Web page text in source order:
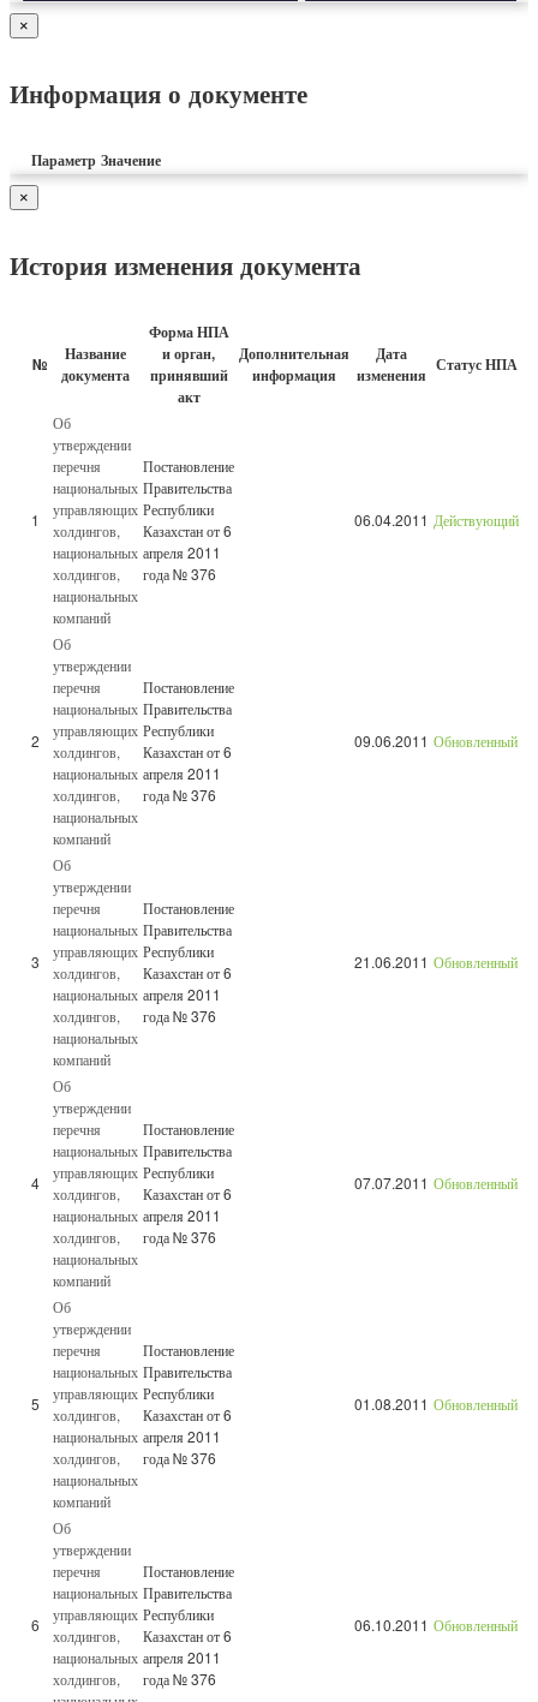
×
Информация о документе
Параметр Значение
×
История изменения документа
№
Название
документа
Форма НПА
и орган,
принявший
акт
Дополнительная
информация
Дата
изменения Статус НПА
1
Об
утверждении
перечня
национальных
управляющих
холдингов,
национальных
холдингов,
национальных
компаний
Постановление
Правительства
Республики
Казахстан от 6
апреля 2011
года № 376
06.04.2011 Действующий
2
Об
утверждении
перечня
национальных
управляющих
холдингов,
национальных
холдингов,
национальных
компаний
Постановление
Правительства
Республики
Казахстан от 6
апреля 2011
года № 376
09.06.2011 Обновленный
3
Об
утверждении
перечня
национальных
управляющих
холдингов,
национальных
холдингов,
национальных
компаний
Постановление
Правительства
Республики
Казахстан от 6
апреля 2011
года № 376
21.06.2011 Обновленный
4
Об
утверждении
перечня
национальных
управляющих
холдингов,
национальных
холдингов,
национальных
компаний
Постановление
Правительства
Республики
Казахстан от 6
апреля 2011
года № 376
07.07.2011 Обновленный
5
Об
утверждении
перечня
национальных
управляющих
холдингов,
национальных
холдингов,
национальных
компаний
Постановление
Правительства
Республики
Казахстан от 6
апреля 2011
года № 376
01.08.2011 Обновленный
6
Об
утверждении
перечня
национальных
управляющих
холдингов,
национальных
холдингов,
Постановление
Правительства
Республики
Казахстан от 6
апреля 2011
года № 376
06.10.2011 Обновленный